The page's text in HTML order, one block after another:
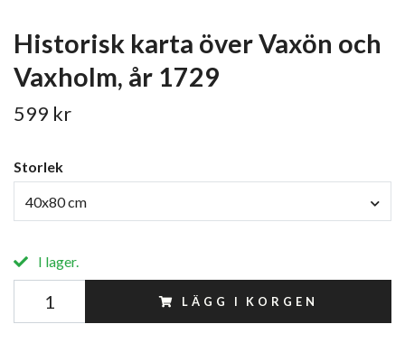
Historisk karta över Vaxön och
Vaxholm, år 1729
599 kr
Storlek
40x80 cm
I lager.
LÄGG I KORGEN